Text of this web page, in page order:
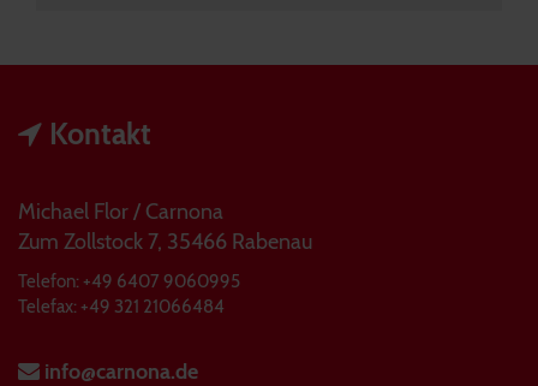
Kontakt
Michael Flor / Carnona
Zum Zollstock 7, 35466 Rabenau
Telefon: +49 6407 9060995
Telefax: +49 321 21066484
info@carnona.de